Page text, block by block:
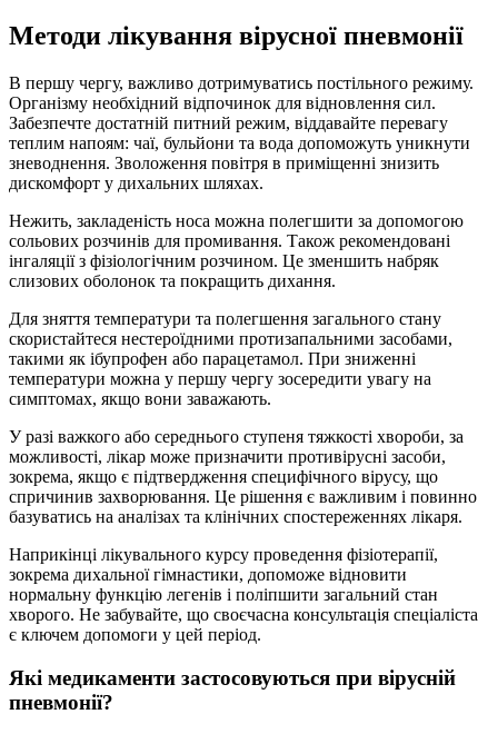
Методи лікування вірусної пневмонії
В першу чергу, важливо дотримуватись постільного режиму.
Організму необхідний відпочинок для відновлення сил.
Забезпечте достатній питний режим, віддавайте перевагу
теплим напоям: чаї, бульйони та вода допоможуть уникнути
зневоднення. Зволоження повітря в приміщенні знизить
дискомфорт у дихальних шляхах.
Нежить, закладеність носа можна полегшити за допомогою
сольових розчинів для промивання. Також рекомендовані
інгаляції з фізіологічним розчином. Це зменшить набряк
слизових оболонок та покращить дихання.
Для зняття температури та полегшення загального стану
скористайтеся нестероїдними протизапальними засобами,
такими як ібупрофен або парацетамол. При зниженні
температури можна у першу чергу зосередити увагу на
симптомах, якщо вони заважають.
У разі важкого або середнього ступеня тяжкості хвороби, за
можливості, лікар може призначити противірусні засоби,
зокрема, якщо є підтвердження специфічного вірусу, що
спричинив захворювання. Це рішення є важливим і повинно
базуватись на аналізах та клінічних спостереженнях лікаря.
Наприкінці лікувального курсу проведення фізіотерапії,
зокрема дихальної гімнастики, допоможе відновити
нормальну функцію легенів і поліпшити загальний стан
хворого. Не забувайте, що своєчасна консультація спеціаліста
є ключем допомоги у цей період.
Які медикаменти застосовуються при вірусній
пневмонії?